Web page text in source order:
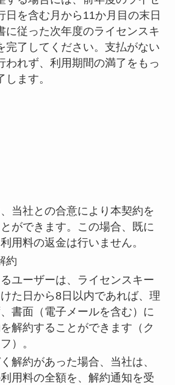
日を含む月から11か月目の末日
に従った次年度のライセンスキ
完了してください。支払がない
われず、利用期間の満了をもっ
ます。
当社との合意により本契約を
ができます。この場合、既に
用料の返金は行いません。
約
ユーザーは、ライセンスキー
た日から8日以内であれば、理
書面（電子メールを含む）に
解約することができます（ク
）。
解約があった場合、当社は、
用料の全額を、解約通知を受